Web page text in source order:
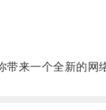
来一个全新的网